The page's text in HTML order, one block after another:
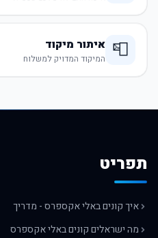
📮 איתור מיקוד
המיקוד המדויק למשלוח
תפריט
איך קונים באלי אקספרס - מדריך
מה ישראלים קונים באלי אקספרס